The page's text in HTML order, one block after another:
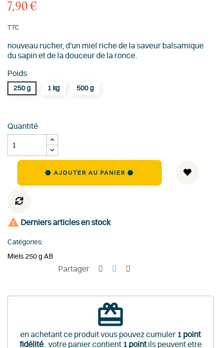
7,90 €
TTC
nouveau rucher, d'un miel riche de la saveur balsamique
du sapin et de la douceur de la ronce.
Poids
250 g 1 kg 500 g
Quantité
AJOUTER AU PANIER
 Derniers articles en stock
Catégories:
Miels 250 g AB
Partager
redeem
en achetant ce produit vous pouvez cumuler 1 point
fidélité. votre panier contient 1pointils peuvent etre